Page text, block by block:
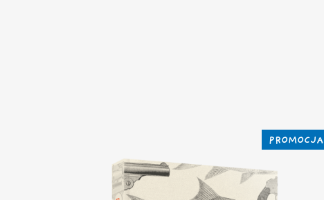
PROMOCJA